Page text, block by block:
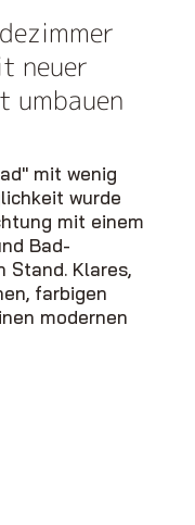
neuer
umbauen
mit wenig
wurde
mit einem
Bad-
Stand. Klares,
farbigen
modernen